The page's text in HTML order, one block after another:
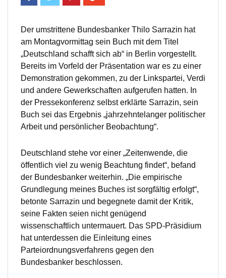
Der umstrittene Bundesbanker Thilo Sarrazin hat
am Montagvormittag sein Buch mit dem Titel
„Deutschland schafft sich ab“ in Berlin vorgestellt.
Bereits im Vorfeld der Präsentation war es zu einer
Demonstration gekommen, zu der Linkspartei, Verdi
und andere Gewerkschaften aufgerufen hatten. In
der Pressekonferenz selbst erklärte Sarrazin, sein
Buch sei das Ergebnis „jahrzehntelanger politischer
Arbeit und persönlicher Beobachtung“.
Deutschland stehe vor einer „Zeitenwende, die
öffentlich viel zu wenig Beachtung findet“, befand
der Bundesbanker weiterhin. „Die empirische
Grundlegung meines Buches ist sorgfältig erfolgt“,
betonte Sarrazin und begegnete damit der Kritik,
seine Fakten seien nicht genügend
wissenschaftlich untermauert. Das SPD-Präsidium
hat unterdessen die Einleitung eines
Parteiordnungsverfahrens gegen den
Bundesbanker beschlossen.